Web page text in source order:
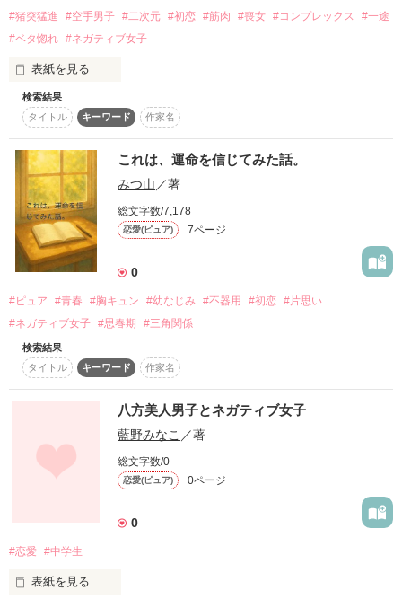
-2016.1.27. 　完結-
.
作品を読む
#猪突猛進 #空手男子 #二次元 #初恋 #筋肉 #喪女 #コンプレックス
#一途
#ベタ惚れ #ネガティブ女子
表紙を見る
歩きスマホをしていたら前方不注意でぶつかり
超絶マッチョな男子に馬乗りになってしまった
「慰謝料、請求していいっすか？」
「……へ？」
生存区域は二次元の世界
コンプレックスの塊、自称喪女
Shizuku  Kashii
×
モテるが、恋愛に興味なし
空手一筋の硬派男子
津田　虎太郎　（17）
Kotaro  Tsuda
高校に入ったら
絶対『彼氏をつくる』と頑張ってみたものの
キラキラふわふわなモテ女子に囲まれ
毎日の学校生活は卑屈になる一方
せめて、
検索結果
タイトル
キーワード 作家名
これは、運命を信じてみた話。
みつ山／著
総文字数/7,178
恋愛(ピュア) 7ページ
0
#ピュア #青春 #胸キュン #幼なじみ #不器用 #初恋 #片思い
#ネガティブ女子 #思春期 #三角関係
検索結果
タイトル
キーワード 作家名
八方美人男子とネガティブ女子
藍野みなこ ／著
総文字数/0
恋愛(ピュア) 0ページ
0
#恋愛 #中学生
表紙を見る